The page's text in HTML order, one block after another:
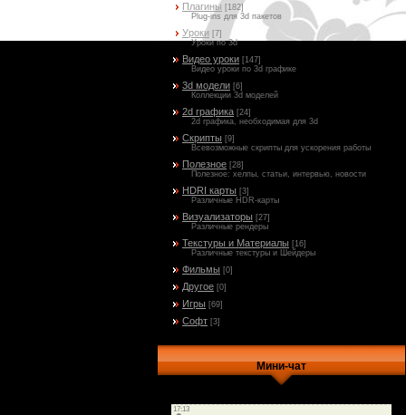
Плагины [182]
Plug-ins для 3d пакетов
Уроки [7]
Уроки по 3d
Видео уроки [147]
Видео уроки по 3d графике
3d модели [6]
Коллекции 3d моделей
2d графика [24]
2d графика, необходимая для 3d
Скрипты [9]
Всевозможные скрипты для ускорения работы
Полезное [28]
Полезное: хелпы, статьи, интервью, новости
HDRI карты [3]
Различные HDR-карты
Визуализаторы [27]
Различные рендеры
Текстуры и Материалы [16]
Различные текстуры и Шейдеры
Фильмы [0]
Другое [0]
Игры [69]
Софт [3]
Мини-чат